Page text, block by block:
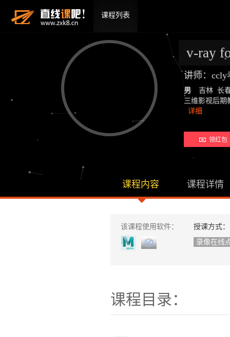
课程列表
v-ray
讲师：ccly
男
吉林 长
三维影视后期
详细
领红包
课程内容 课程详情
该课程使用软件：
授课方式：
录像在线
课程目录：